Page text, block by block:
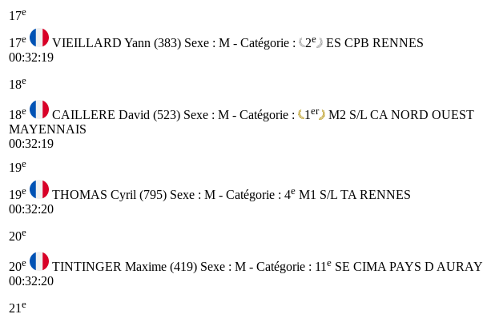
17e
17e VIEILLARD Yann (383) Sexe : M - Catégorie : 2e ES CPB RENNES
00:32:19
18e
18e CAILLERE David (523) Sexe : M - Catégorie : 1 er M2 S/L CA NORD OUEST
MAYENNAIS
00:32:19
19e
19e THOMAS Cyril (795) Sexe : M - Catégorie : 4e M1 S/L TA RENNES
00:32:20
20e
20e TINTINGER Maxime (419) Sexe : M - Catégorie : 11 e SE CIMA PAYS D AURAY
00:32:20
21 e